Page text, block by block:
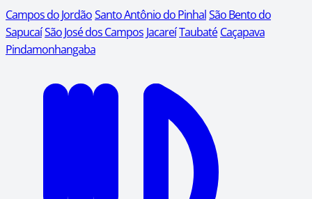
Campos do JordãoSanto Antônio do PinhalSão Bento do
SapucaíSão José dos Campos JacareíTaubaté Caçapava
Pindamonhangaba